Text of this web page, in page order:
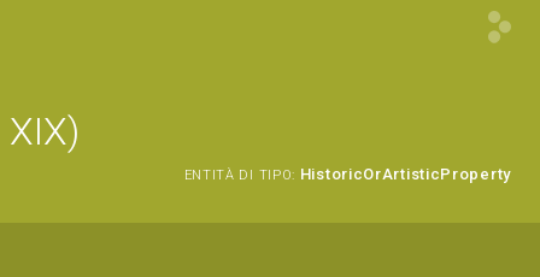
ENTITÀ DI TIPO: HistoricOrArtisticProperty